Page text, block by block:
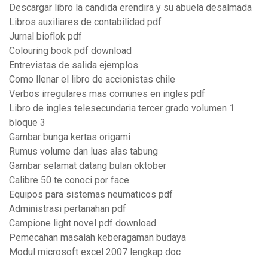
Descargar libro la candida erendira y su abuela desalmada
Libros auxiliares de contabilidad pdf
Jurnal bioflok pdf
Colouring book pdf download
Entrevistas de salida ejemplos
Como llenar el libro de accionistas chile
Verbos irregulares mas comunes en ingles pdf
Libro de ingles telesecundaria tercer grado volumen 1
bloque 3
Gambar bunga kertas origami
Rumus volume dan luas alas tabung
Gambar selamat datang bulan oktober
Calibre 50 te conoci por face
Equipos para sistemas neumaticos pdf
Administrasi pertanahan pdf
Campione light novel pdf download
Pemecahan masalah keberagaman budaya
Modul microsoft excel 2007 lengkap doc